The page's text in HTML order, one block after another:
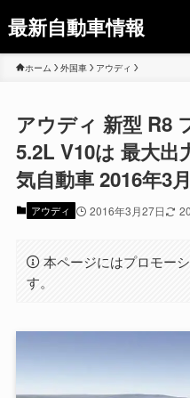
最新自動車情報
ホーム 外国車 アウディ
アウディ 新型 R8
5.2L V10は 最大
気自動車 2016年3
アウディ 2016年3月27日
本ページにはプロモー
す。